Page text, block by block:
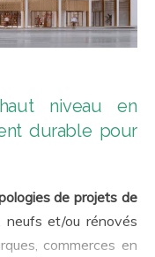
niveau en
durable pour
de projets de
neufs et/ou rénovés
commerces en